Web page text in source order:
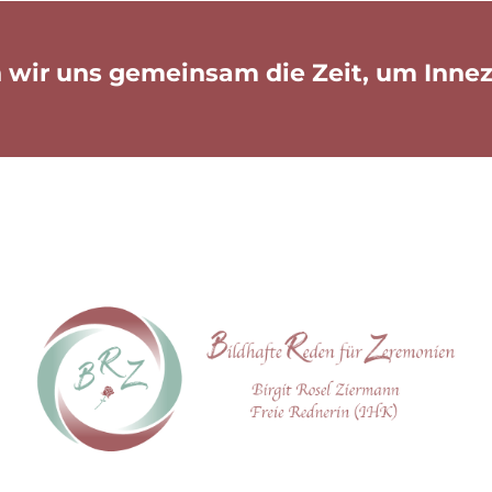
wir uns gemeinsam die Zeit, um